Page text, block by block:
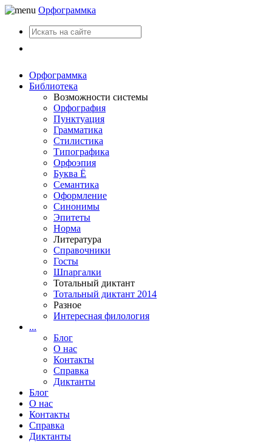
Орфограммка
Орфограммка
Библиотека
Возможности системы
Орфография
Пунктуация
Грамматика
Стилистика
Типографика
Орфоэпия
Буква Ё
Семантика
Оформление
Синонимы
Эпитеты
Норма
Литература
Справочники
Госты
Шпаргалки
Тотальный диктант
Тотальный диктант 2014
Разное
Интересная филология
...
Блог
О нас
Контакты
Справка
Диктанты
Блог
О нас
Контакты
Справка
Диктанты